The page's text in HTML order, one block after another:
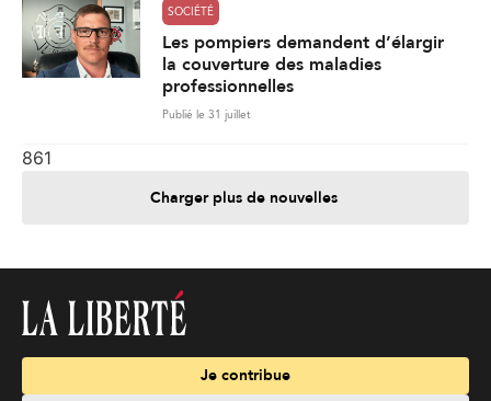
SOCIÉTÉ
Les pompiers demandent d’élargir
la couverture des maladies
professionnelles
Publié le 31 juillet
861
Charger plus de nouvelles
Je contribue